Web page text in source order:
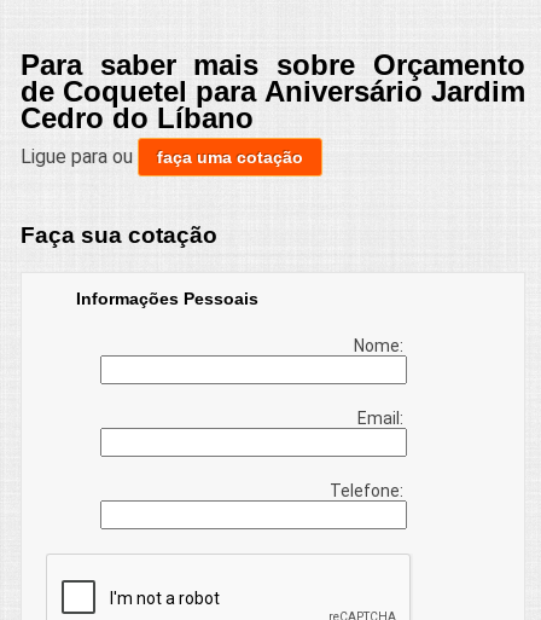
Para saber mais sobre Orçamento
de Coquetel para Aniversário Jardim
Cedro do Líbano
Ligue paraou faça uma cotação
Faça sua cotação
Informações Pessoais
Nome:
Email:
Telefone: